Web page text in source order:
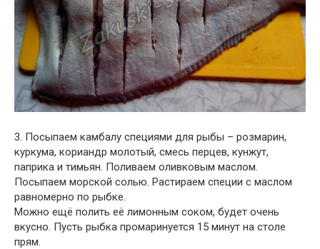
3. Посыпаем камбалу специями для рыбы – розмарин,
куркума, кориандр молотый, смесь перцев, кунжут,
паприка и тимьян. Поливаем оливковым маслом.
Посыпаем морской солью. Растираем специи с маслом
равномерно по рыбке.
Можно ещё полить её лимонным соком, будет очень
вкусно. Пусть рыбка промаринуется 15 минут на столе
прям.